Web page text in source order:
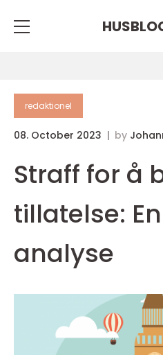
redaktionel
08. October 2023 by
Straff for å
tillatelse:
analyse